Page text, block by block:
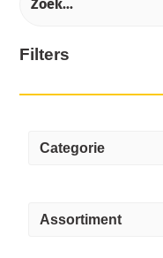
Filters
Categorie
Assortiment